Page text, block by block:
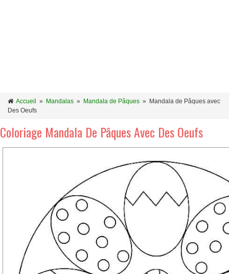
Accueil » Mandalas » Mandala de Pâques »
Mandala de Pâques avec
Des Oeufs
Coloriage Mandala De Pâques Avec Des Oeufs